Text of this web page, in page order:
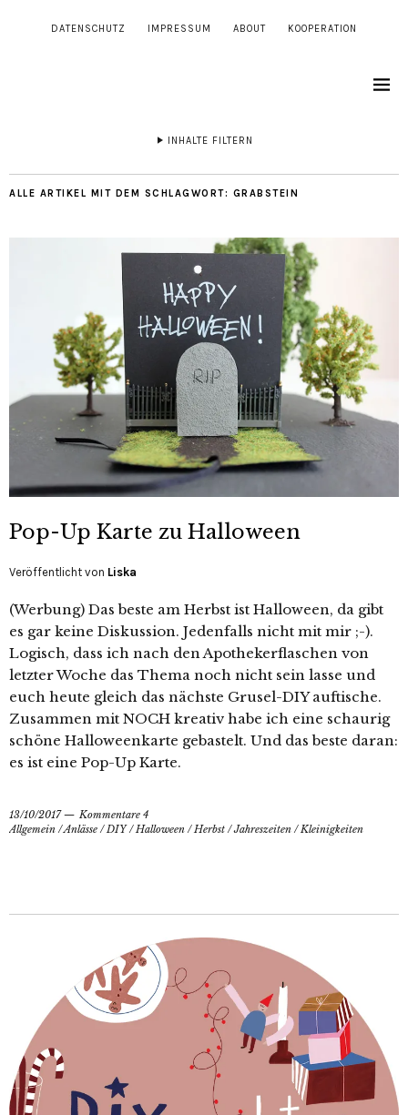
DATENSCHUTZ IMPRESSUM ABOUT KOOPERATION
INHALTE FILTERN
ALLE ARTIKEL MIT DEM SCHLAGWORT: GRABSTEIN
Pop-Up Karte zu Halloween
Veröffentlicht von Liska
(Werbung) Das beste am Herbst ist Halloween, da gibt
es gar keine Diskussion. Jedenfalls nicht mit mir ;-).
Logisch, dass ich nach den Apothekerflaschen von
letzter Woche das Thema noch nicht sein lasse und
euch heute gleich das nächste Grusel-DIY auftische.
Zusammen mit NOCH kreativ habe ich eine schaurig
schöne Halloweenkarte gebastelt. Und das beste daran:
es ist eine Pop-Up Karte.
13/10/2017
Kommentare 4
Allgemein /Anlässe /DIY/Halloween /Herbst /Jahreszeiten /Kleinigkeiten